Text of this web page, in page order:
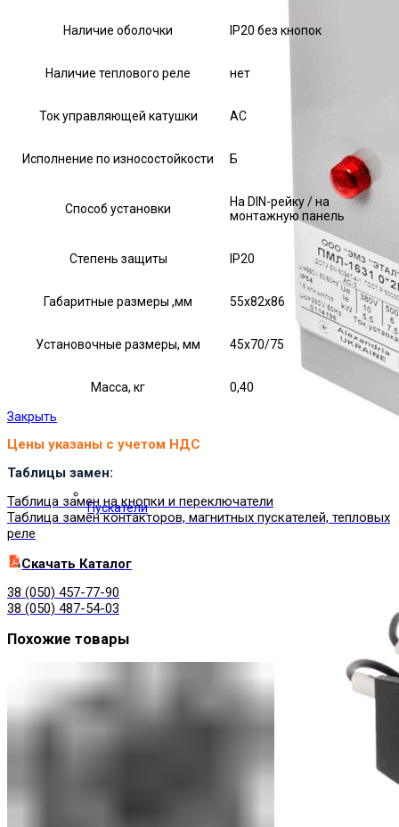
Пускатели
Наличие оболочки IP20 без кнопок
Наличие теплового реле нет
Ток управляющей катушки АС
Исполнение по износостойкости Б
Способ установки
На DIN-рейку / на
монтажную панель
Степень защиты IP20
Габаритные размеры ,мм 55х82х86
Установочные размеры, мм 45х70/75
Масса, кг 0,40
Закрыть
Цены указаны с учетом НДС
Таблицы замен:
Таблица замен на кнопки и переключатели
Таблица замен контакторов, магнитных пускателей, тепловых
реле
Cкачать Каталог
38 (050) 457-77-90
38 (050) 487-54-03
Похожие товары